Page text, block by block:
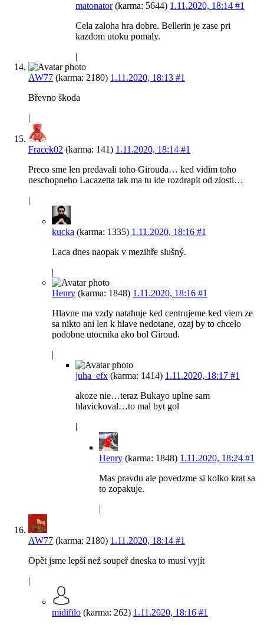
matonator(karma: 5644) 1.11.2020, 18:14 #1
Cela zaloha hra dobre. Bellerin je zase pri
kazdom utoku pomaly.
|
AW77 (karma: 2180) 1.11.2020, 18:13 #1
Břevno škoda
|
Fracek02 (karma: 141) 1.11.2020, 18:14 #1
Preco sme len predavali toho Girouda… ked vidim toho
neschopneho Lacazetta tak ma tu ide rozdrapit od zlosti…
|
kucka (karma: 1335) 1.11.2020, 18:16 #1
Laca dnes naopak v mezihře slušný.
|
Henry (karma: 1848) 1.11.2020, 18:16 #1
Hlavne ma vzdy natahuje ked centrujeme ked viem ze
sa nikto ani len k hlave nedotane, ozaj by to chcelo
podobne utocnika ako bol Giroud.
|
juha_efx (karma: 1414) 1.11.2020, 18:17 #1
akoze nie…teraz Bukayo uplne sam
hlavickoval…to mal byt gol
|
Henry (karma: 1848) 1.11.2020, 18:24 #1
Mas pravdu ale povedzme si kolko krat sa
to zopakuje.
|
AW77 (karma: 2180) 1.11.2020, 18:14 #1
Opět jsme lepší než soupeř dneska to musí vyjít
|
midifilo (karma: 262) 1.11.2020, 18:16 #1